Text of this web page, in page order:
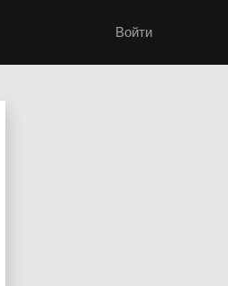
Войти